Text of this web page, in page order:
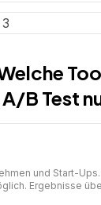
B Test
und Start-
Ergebnisse